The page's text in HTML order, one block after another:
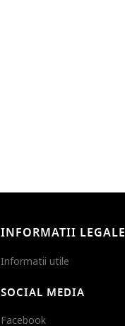
INFORMATII LEGALE
Informatii utile
SOCIAL MEDIA
Facebook